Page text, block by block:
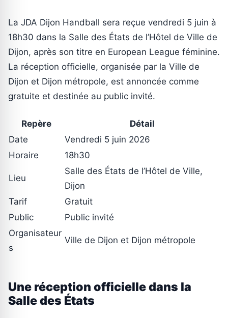
La JDA Dijon Handball sera reçue vendredi 5 juin à
18h30 dans la Salle des États de l’Hôtel de Ville de
Dijon, après son titre en European League féminine.
La réception officielle, organisée par la Ville de
Dijon et Dijon métropole, est annoncée comme
gratuite et destinée au public invité.
Repère
Détail
Date
Vendredi 5 juin 2026
Horaire
18h30
Lieu
Salle des États de l’Hôtel de Ville,
Dijon
Tarif
Gratuit
Public
Public invité
Organisateur
s
Ville de Dijon et Dijon métropole
Une réception officielle dans la
Salle des États